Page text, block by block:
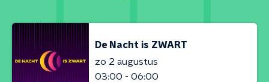
De Nacht is ZWART
zo 2 augustus
03:00 - 06:00